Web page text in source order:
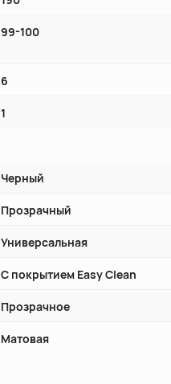
99-100
6
1
Черный
Прозрачный
Универсальная
С покрытием Easy Clean
Прозрачное
Матовая